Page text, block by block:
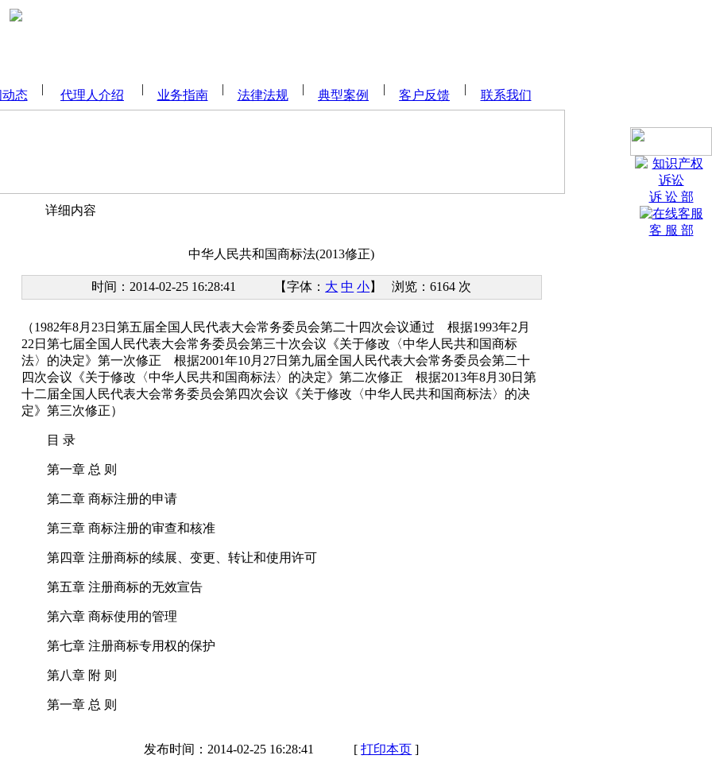
态 代理人介绍 业务指南 法律法规 典型案例 客户反馈 联系我们
详细内容
中华人民共和国商标法(2013修正)
时间：2014-02-25 16:28:41 【字体： 大 中 小】 浏览：6164 次
（1982年8月23日第五届全国人民代表大会常务委员会第二十四次会议通过 根据1993年2月
22日第七届全国人民代表大会常务委员会第三十次会议《关于修改〈中华人民共和国商标
法〉的决定》第一次修正 根据2001年10月27日第九届全国人民代表大会常务委员会第二十
四次会议《关于修改〈中华人民共和国商标法〉的决定》第二次修正 根据2013年8月30日第
十二届全国人民代表大会常务委员会第四次会议《关于修改〈中华人民共和国商标法〉的决
定》第三次修正）
目 录
第一章 总 则
第二章 商标注册的申请
第三章 商标注册的审查和核准
第四章 注册商标的续展、变更、转让和使用许可
第五章 注册商标的无效宣告
第六章 商标使用的管理
第七章 注册商标专用权的保护
第八章 附 则
第一章 总 则
维护商标信誉，以保障消费者和生产、经营者的利益，促进社会主义市场经济的发展，特制
发布时间：2014-02-25 16:28:41 [打印本页 ]
诉 讼 部
客 服 部